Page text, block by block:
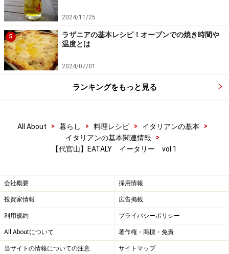
2024/11/25
5
ラザニアの基本レシピ！オーブンでの焼き時間や
温度とは
2024/07/01
ランキングをもっと見る
All About > 暮らし > 料理レシピ > イタリアンの基本
>
イタリアンの基本関連情報
>
【代官山】EATALY イータリー vol.1
会社概要 採用情報
投資家情報 広告掲載
利用規約 プライバシーポリシー
All Aboutについて 著作権・商標・免責
当サイトの情報についての注意 サイトマップ